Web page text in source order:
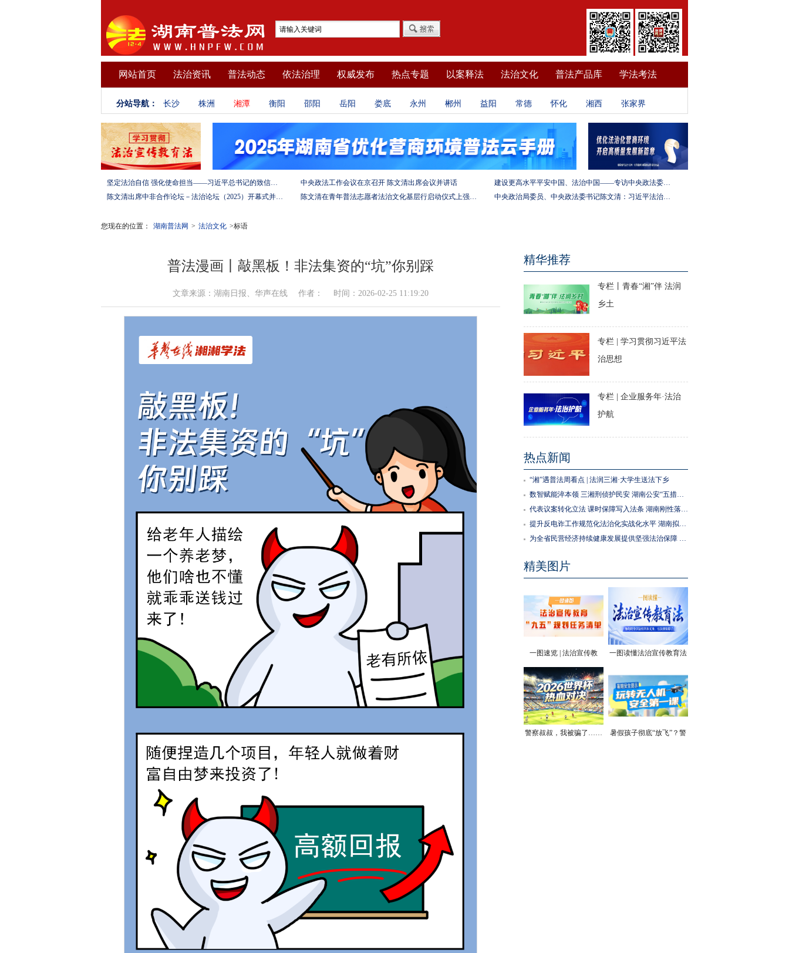
网站首页 法治资讯 普法动态 依法治理 权威发布 热点专题 以案释法 法治文化 普法产品库 学法考法
分站导航： 长沙 株洲 湘潭 衡阳 邵阳 岳阳 娄底 永州 郴州 益阳 常德 怀化 湘西 张家界
坚定法治自信 强化使命担当——习近平总书记的致信激励法学法律工作者投身全面依法治国伟大实践 中央政法工作会议在京召开 陈文清出席会议并讲话
建设更高水平平安中国、法治中国——专访中央政法委秘书长訚柏
陈文清出席中非合作论坛－法治论坛（2025）开幕式并在湖南调研
陈文清在青年普法志愿者法治文化基层行启动仪式上强调 以学习宣传习近平法治思想引领普法工作 中央政治局委员、中央政法委书记陈文清：习近平法治思想是全面依法治国的根本遵循和行动指南
您现在的位置： 湖南普法网 > 法治文化 >标语
普法漫画丨敲黑板！非法集资的“坑”你别踩
文章来源：湖南日报、华声在线 作者： 时间：2026-02-25 11:19:20
精华推荐
专栏丨青春“湘”伴 法润
乡土
专栏 | 学习贯彻习近平法
治思想
专栏 | 企业服务年·法治
护航
热点新闻
“湘”遇普法周看点 | 法润三湘·大学生送法下乡
数智赋能淬本领 三湘刑侦护民安 湖南公安“五措并举”推进执法规范化建设
代表议案转化立法 课时保障写入法条 湖南刚性落实中小学生体育锻炼要求
提升反电诈工作规范化法治化实战化水平 湖南拟为反电诈工作立法
为全省民营经济持续健康发展提供坚强法治保障 湖南拟出台实施民营经济促进法办法
精美图片
一图速览 | 法治宣传教
育“九五”规划任务清单
一图读懂法治宣传教育法
务，有法律保障了
警察叔叔，我被骗了……
暑假孩子彻底“放飞”？警